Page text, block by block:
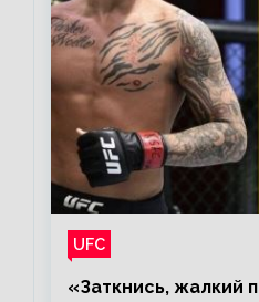
UFC
«Заткнись, жалкий